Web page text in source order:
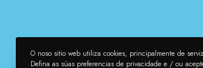
O noso sitio web utiliza cookies, principalmente de
Defina as súas preferencias de privacidade e / ou